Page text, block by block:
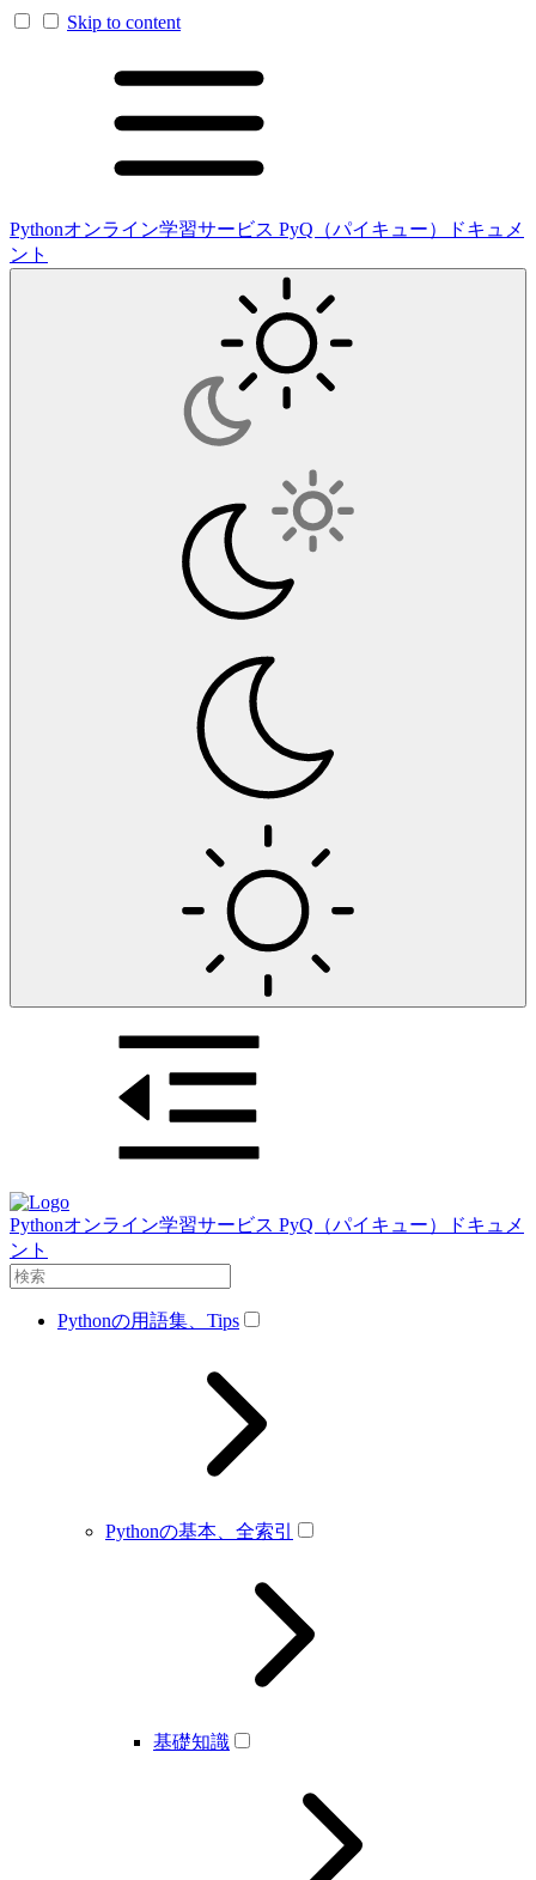
Skip to content
Pythonオンライン学習サービス PyQ（パイキュー）ドキュメ
ント
Pythonオンライン学習サービス PyQ（パイキュー）ドキュメ
ント
Pythonの用語集、Tips
Pythonの基本、全索引
基礎知識